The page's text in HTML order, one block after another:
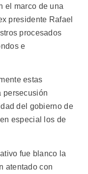
el marco de una
presidente Rafael
procesados
e
estas
persecusión
del gobierno de
especial los de
fue blanco la
atentado con